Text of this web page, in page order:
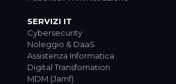
SERVIZI IT
Cybersecurity
Noleggio & DaaS
Assistenza Informatica
Digital Transfomation
MDM (Jamf)